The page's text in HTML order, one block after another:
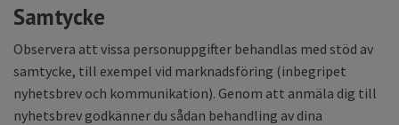
Samtycke
Observera att vissa personuppgifter behandlas med stöd av
samtycke, till exempel vid marknadsföring (inbegripet
nyhetsbrev och kommunikation). Genom att anmäla dig till
nyhetsbrev godkänner du sådan behandling av dina